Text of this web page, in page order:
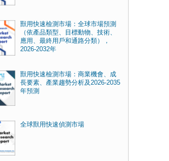
獸用快速檢測市場：全球市場預測
（依產品類型、目標動物、技術、
應用、最終用戶和通路分類），
2026-2032年
獸用快速檢測市場：商業機會、成
長要素、產業趨勢分析及2026-2035
年預測
全球獸用快速偵測市場